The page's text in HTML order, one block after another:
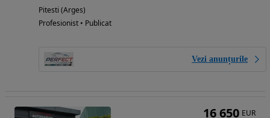
Pitesti (Arges)
Profesionist • Publicat
Vezi anunțurile
16 650 EUR